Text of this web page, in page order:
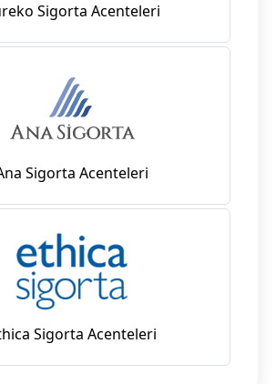
Sigorta Acenteleri
Sigorta Acenteleri
Sigorta Acenteleri